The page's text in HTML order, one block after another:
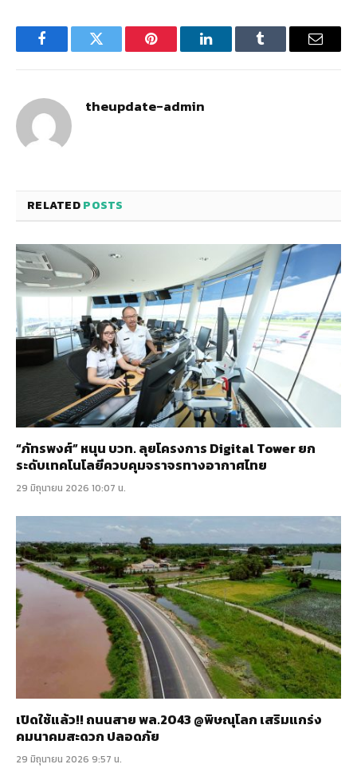
FacebookTwitter Pinterest LinkedInTumblr Email
theupdate-admin
RELATEDPOSTS
“ภัทรพงศ์” หนุน บวท. ลุยโครงการ Digital Tower ยก
ระดับเทคโนโลยีควบคุมจราจรทางอากาศไทย
29 มิถุนายน 2026 10:07 น.
เปิดใช้แล้ว!! ถนนสาย พล.2043 @พิษณุโลก เสริมแกร่ง
คมนาคมสะดวก ปลอดภัย
29 มิถุนายน 2026 9:57 น.